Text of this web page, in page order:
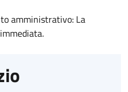
amministrativo: La